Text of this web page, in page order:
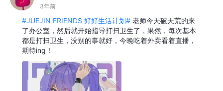
3年前
#JUEJIN FRIENDS 好好生活计划# 老师今天破天荒的来
了办公室，然后就开始指导打扫卫生了，果然，每次基本
都是打扫卫生，没别的事就好，今晚吃着外卖看着直播，
期待ing！